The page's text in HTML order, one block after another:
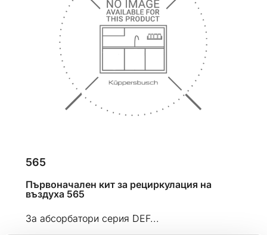
565
Първоначален кит за рециркулация на
въздуха 565
За абсорбатори серия DEF...